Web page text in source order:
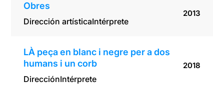
Obres
Dirección artísticaIntérprete
2013
LÀ peça en blanc i negre per a dos
humans i un corb
DirecciónIntérprete
2018